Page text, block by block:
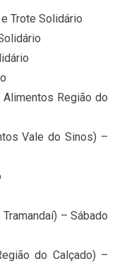
Trote Solidário
Região do
Vale do Sinos) –
– Sábado
do Calçado) –